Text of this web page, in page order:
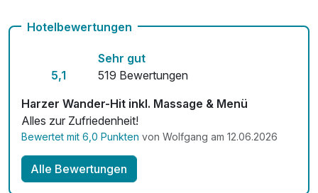
Hotelbewertungen
5,1
Sehr gut
519 Bewertungen
Harzer Wander-Hit inkl. Massage & Menü
Alles zur Zufriedenheit!
Bewertet mit 6,0 Punkten von Wolfgang am 12.06.2026
Alle Bewertungen